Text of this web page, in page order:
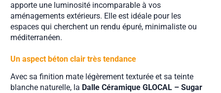
apporte une luminosité incomparable à vos
aménagements extérieurs. Elle est idéale pour les
espaces qui cherchent un rendu épuré, minimaliste ou
méditerranéen.
Un aspect béton clair très tendance
Avec sa finition mate légèrement texturée et sa teinte
blanche naturelle, la Dalle Céramique GLOCAL – Sugar